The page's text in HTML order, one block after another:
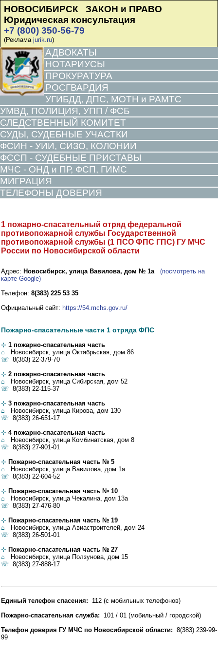
НОВОСИБИРСК ЗАКОН и ПРАВО
Юридическая консультация
+7 (800) 350-56-79
(Реклама jurik.ru)
АДВОКАТЫ
НОТАРИУСЫ
ПРОКУРАТУРА
РОСГВАРДИЯ
УГИБДД, ДПС, МОТН и РАМТС
УМВД, ПОЛИЦИЯ, УПП / ФСБ
СЛЕДСТВЕННЫЙ КОМИТЕТ
СУДЫ, СУДЕБНЫЕ УЧАСТКИ
ФСИН - УИИ, СИЗО, КОЛОНИИ
ФССП - СУДЕБНЫЕ ПРИСТАВЫ
МЧС - ОНД и ПР, ФСП, ГИМС
МИГРАЦИЯ
ТЕЛЕФОНЫ ДОВЕРИЯ
1 пожарно-спасательный отряд федеральной
противопожарной службы Государственной
противопожарной службы (1 ПСО ФПС ГПС) ГУ МЧС
России по Новосибирской области
Адрес: Новосибирск, улица Вавилова, дом № 1а
(посмотреть на
карте Google)
Телефон: 8(383) 225 53 35
Официальный сайт: https://54.mchs.gov.ru/
Пожарно-спасательные части 1 отряда ФПС
⊹ 1 пожарно-спасательная часть
⌂ Новосибирск, улица Октябрьская, дом 86
☏ 8(383) 22-379-70
⊹ 2 пожарно-спасательная часть
⌂ Новосибирск, улица Сибирская, дом 52
☏ 8(383) 22-115-37
⊹ 3 пожарно-спасательная часть
⌂ Новосибирск, улица Кирова, дом 130
☏ 8(383) 26-651-17
⊹ 4 пожарно-спасательная часть
⌂ Новосибирск, улица Комбинатская, дом 8
☏ 8(383) 27-901-01
⊹ Пожарно-спасательная часть № 5
⌂ Новосибирск, улица Вавилова, дом 1а
☏ 8(383) 22-604-52
⊹ Пожарно-спасательная часть № 10
⌂ Новосибирск, улица Чекалина, дом 13а
☏ 8(383) 27-476-80
⊹ Пожарно-спасательная часть № 19
⌂ Новосибирск, улица Авиастроителей, дом 24
☏ 8(383) 26-501-01
⊹ Пожарно-спасательная часть № 27
⌂ Новосибирск, улица Ползунова, дом 15
☏ 8(383) 27-888-17
Единый телефон спасения: 112 (с мобильных телефонов)
Пожарно-спасательная служба: 101 / 01 (мобильный / городской)
Телефон доверия ГУ МЧС по Новосибирской области: 8(383) 239-99-
99